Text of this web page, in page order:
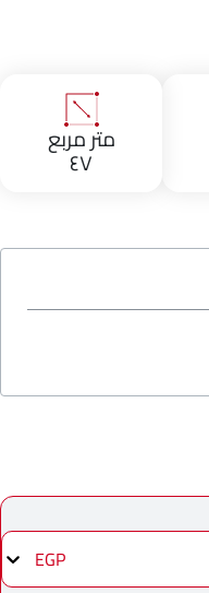
متر مربع
٤٧
EGP